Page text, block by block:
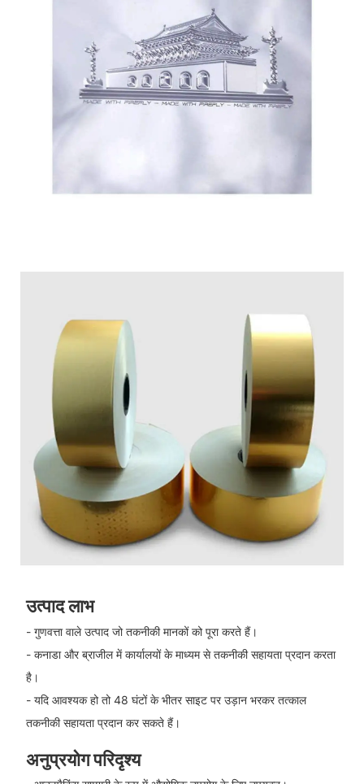
उत्पाद लाभ
- गुणवत्ता वाले उत्पाद जो तकनीकी मानकों को पूरा करते हैं।
- कनाडा और ब्राजील में कार्यालयों के माध्यम से तकनीकी सहायता प्रदान करता
है।
- यदि आवश्यक हो तो 48 घंटों के भीतर साइट पर उड़ान भरकर तत्काल
तकनीकी सहायता प्रदान कर सकते हैं।
अनुप्रयोग परिदृश्य